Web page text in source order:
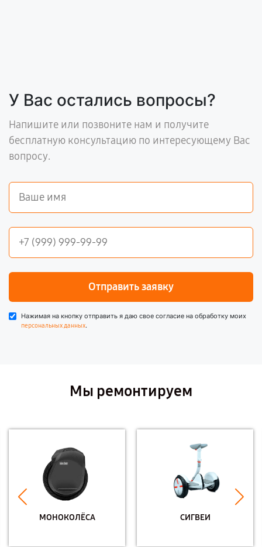
У Вас остались вопросы?
Напишите или позвоните нам и получите
бесплатную консультацию по интересующему Вас
вопросу.
Отправить заявку
Нажимая на кнопку отправить я даю свое согласие на обработку моих
персональных данных.
Мы ремонтируем
МОНОКОЛЁСА СИГВЕИ